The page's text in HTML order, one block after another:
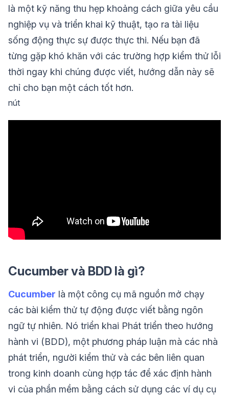
là một kỹ năng thu hẹp khoảng cách giữa yêu cầu
nghiệp vụ và triển khai kỹ thuật, tạo ra tài liệu
sống động thực sự được thực thi. Nếu bạn đã
từng gặp khó khăn với các trường hợp kiểm thử lỗi
thời ngay khi chúng được viết, hướng dẫn này sẽ
chỉ cho bạn một cách tốt hơn.
nút
Cucumber và BDD là gì?
Cucumber là một công cụ mã nguồn mở chạy
các bài kiểm thử tự động được viết bằng ngôn
ngữ tự nhiên. Nó triển khai Phát triển theo hướng
hành vi (BDD), một phương pháp luận mà các nhà
phát triển, người kiểm thử và các bên liên quan
trong kinh doanh cùng hợp tác để xác định hành
vi của phần mềm bằng cách sử dụng các ví dụ cụ